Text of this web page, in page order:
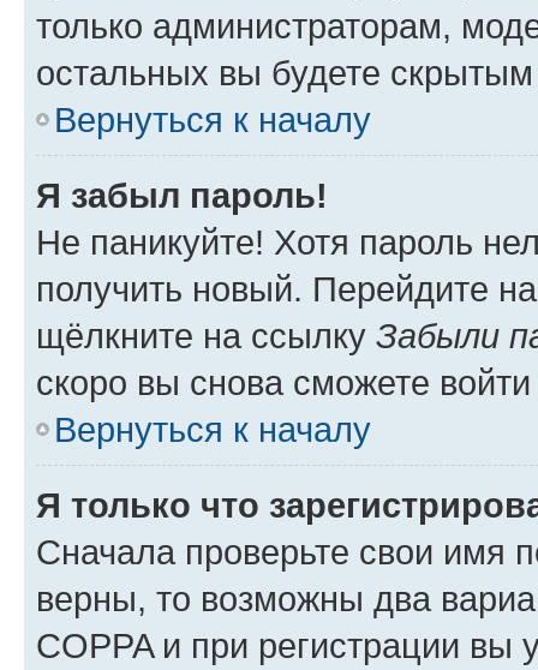
только администраторам,
остальных вы будете
Вернуться к началу
Я забыл пароль!
Не паникуйте! Хотя пароль
получить новый. Перейдите
щёлкните на ссылку Забыли
скоро вы снова сможете
Вернуться к началу
Я только что
Сначала проверьте свои имя
верны, то возможны два
COPPA и при регистрации вы